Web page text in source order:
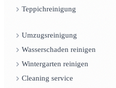
Teppichreinigung
Umzugsreinigung
Wasserschaden reinigen
Wintergarten reinigen
Cleaning service